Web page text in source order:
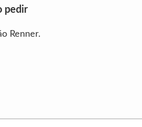
pedir
Renner.